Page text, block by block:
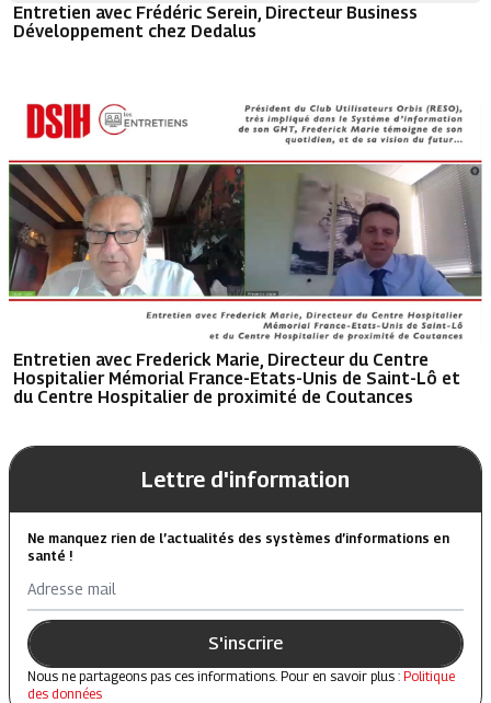
Entretien avec Frédéric Serein, Directeur Business
Développement chez Dedalus
Entretien avec Frederick Marie, Directeur du Centre
Hospitalier Mémorial France-Etats-Unis de Saint-Lô et
du Centre Hospitalier de proximité de Coutances
Lettre d'information
Ne manquez rien de l’actualités des systèmes d’informations en
santé !
Adresse mail
S'inscrire
Nous ne partageons pas ces informations. Pour en savoir plus : Politique
des données